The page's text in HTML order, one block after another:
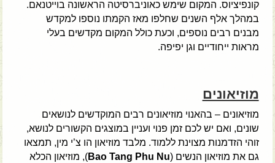
קונפיציוס. המקום שימש כאוניברסיטה הראשונה בוייטנאם.
במהלך אלף השנים שחלפו מאז הקמתו נוספו למקדש
מבנים רבים נוספים, וכעת כולל המקום מקדשים בעלי
מראות ייחודיים וגן יפיפה.
מוזיאונים
מוזיאונים – בהאנוי מוזיאונים רבים המוקדשים לנושאים
שונים, ואם יש לכם זמן פנוי ועניין במוצגים הקשורים לנושא,
זוהי הזדמנות מצוינת ללמוד. מלבד מוזיאון הו צ’י מין, תמצאו
גם את מוזיאון הנשים (Bao Tang Phu Nu), מוזיאון הכלא